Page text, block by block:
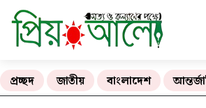
প্রচ্ছদ জাতীয় বাংলাদেশ